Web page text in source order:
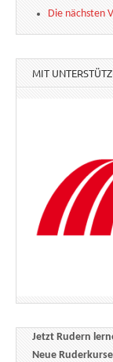
Die nächsten
MIT
Jetzt Rudern
Neue